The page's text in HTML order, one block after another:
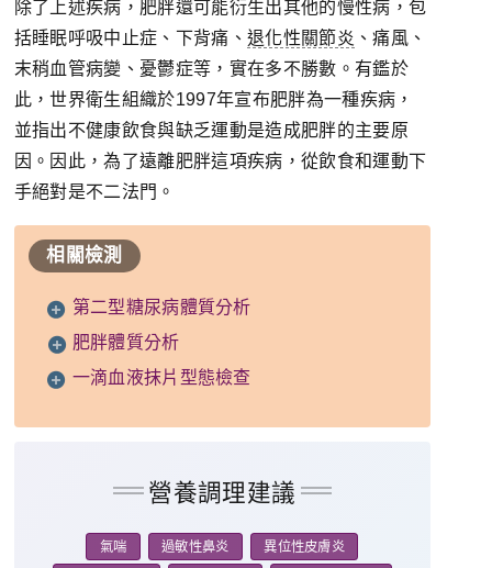
除了上述疾病，肥胖還可能衍生出其他的慢性病，包
括睡眠呼吸中止症、下背痛、 退化性關節炎 、痛風、
末稍血管病變、憂鬱症等，實在多不勝數。有鑑於
此，世界衛生組織於1997年宣布肥胖為一種疾病，
並指出不健康飲食與缺乏運動是造成肥胖的主要原
因。因此，為了遠離肥胖這項疾病，從飲食和運動下
手絕對是不二法門。
相關檢測
第二型糖尿病體質分析
肥胖體質分析
一滴血液抹片型態檢查
營養調理建議
氣喘 過敏性鼻炎 異位性皮膚炎